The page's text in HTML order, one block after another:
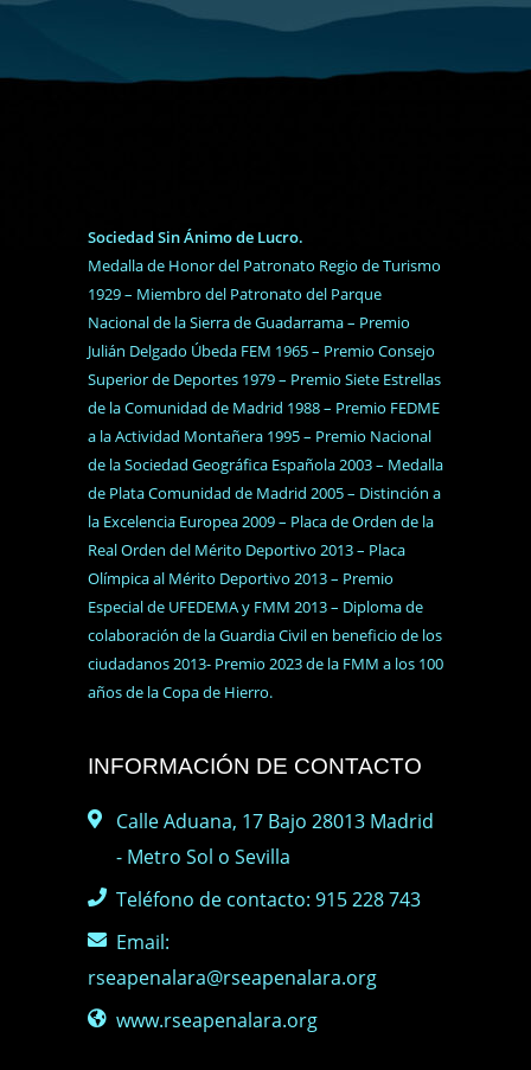
Sociedad Sin Ánimo de Lucro.
Medalla de Honor del Patronato Regio de Turismo
1929 – Miembro del Patronato del Parque
Nacional de la Sierra de Guadarrama – Premio
Julián Delgado Úbeda FEM 1965 – Premio Consejo
Superior de Deportes 1979 – Premio Siete Estrellas
de la Comunidad de Madrid 1988 – Premio FEDME
a la Actividad Montañera 1995 – Premio Nacional
de la Sociedad Geográfica Española 2003 – Medalla
de Plata Comunidad de Madrid 2005 – Distinción a
la Excelencia Europea 2009 – Placa de Orden de la
Real Orden del Mérito Deportivo 2013 – Placa
Olímpica al Mérito Deportivo 2013 – Premio
Especial de UFEDEMA y FMM 2013 – Diploma de
colaboración de la Guardia Civil en beneficio de los
ciudadanos 2013- Premio 2023 de la FMM a los 100
años de la Copa de Hierro.
INFORMACIÓN DE CONTACTO
Calle Aduana, 17 Bajo 28013 Madrid
- Metro Sol o Sevilla
Teléfono de contacto: 915 228 743
Email:
rseapenalara@rseapenalara.org
www.rseapenalara.org